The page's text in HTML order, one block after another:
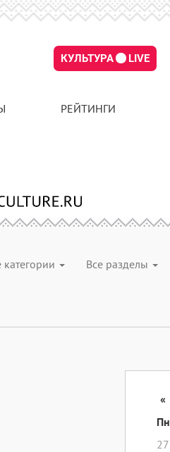
КУЛЬТУРА LIVE
РЕЙТИНГИ
категории Все разделы
«
Пн
27